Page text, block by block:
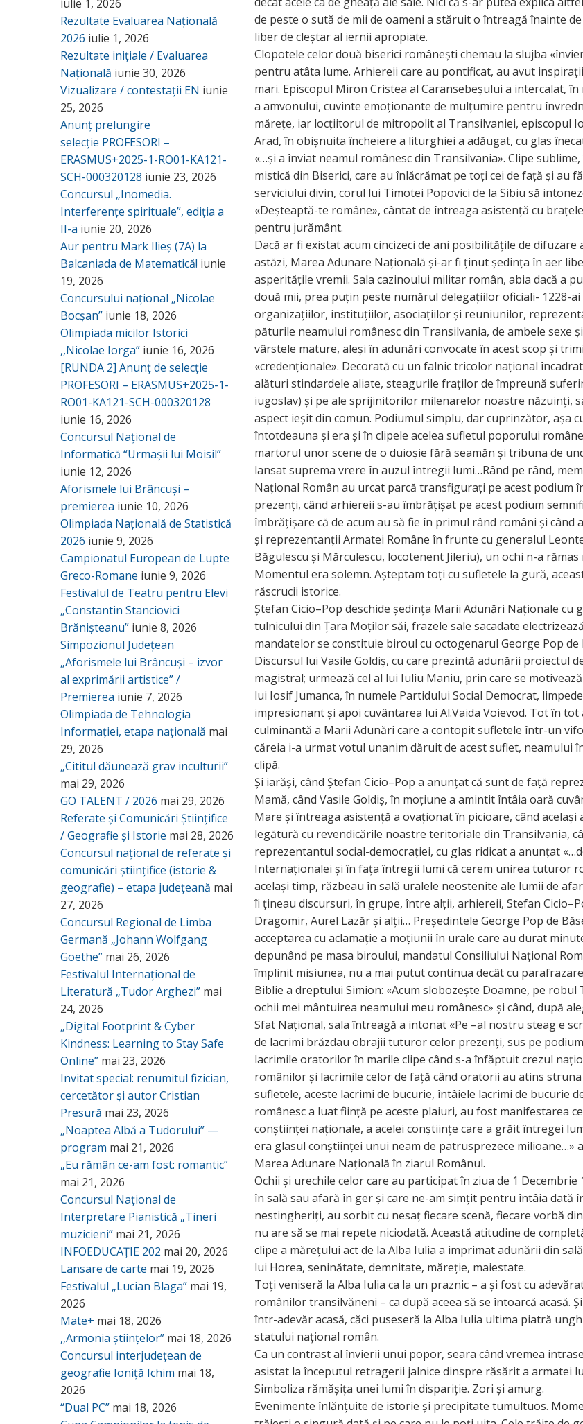
iulie 1, 2026
Rezultate Evaluarea Națională
2026 iulie 1, 2026
Rezultate inițiale / Evaluarea
Națională iunie 30, 2026
Vizualizare / contestații EN iunie
25, 2026
Anunț prelungire
selecție PROFESORI –
ERASMUS+2025-1-RO01-KA121-
SCH-000320128 iunie 23, 2026
Concursul „Inomedia.
Interferențe spirituale”, ediția a
II-a iunie 20, 2026
Aur pentru Mark Ilieș (7A) la
Balcaniada de Matematică! iunie
19, 2026
Concursului național „Nicolae
Bocșan” iunie 18, 2026
Olimpiada micilor Istorici
,,Nicolae Iorga” iunie 16, 2026
[RUNDA 2] Anunț de selecție
PROFESORI – ERASMUS+2025-1-
RO01-KA121-SCH-000320128
iunie 16, 2026
Concursul Național de
Informatică “Urmașii lui Moisil”
iunie 12, 2026
Aforismele lui Brâncuși –
premierea iunie 10, 2026
Olimpiada Națională de Statistică
2026 iunie 9, 2026
Campionatul European de Lupte
Greco-Romane iunie 9, 2026
Festivalul de Teatru pentru Elevi
„Constantin Stanciovici
Brănișteanu” iunie 8, 2026
Simpozionul Județean
„Aforismele lui Brâncuși – izvor
al exprimării artistice” /
Premierea iunie 7, 2026
Olimpiada de Tehnologia
Informației, etapa națională mai
29, 2026
„Cititul dăunează grav inculturii”
mai 29, 2026
GO TALENT / 2026 mai 29, 2026
Referate și Comunicări Științifice
/ Geografie și Istorie mai 28, 2026
Concursul național de referate și
comunicări științifice (istorie &
geografie) – etapa județeană mai
27, 2026
Concursul Regional de Limba
Germană „Johann Wolfgang
Goethe” mai 26, 2026
Festivalul Internațional de
Literatură „Tudor Arghezi” mai
24, 2026
„Digital Footprint & Cyber
Kindness: Learning to Stay Safe
Online” mai 23, 2026
Invitat special: renumitul fizician,
cercetător și autor Cristian
Presură mai 23, 2026
„Noaptea Albă a Tudorului” —
program mai 21, 2026
„Eu rămân ce-am fost: romantic”
mai 21, 2026
Concursul Național de
Interpretare Pianistică „Tineri
muzicieni” mai 21, 2026
INFOEDUCAȚIE 202 mai 20, 2026
Lansare de carte mai 19, 2026
Festivalul „Lucian Blaga” mai 19,
2026
Mate+ mai 18, 2026
,,Armonia științelor” mai 18, 2026
Concursul interjudețean de
geografie Ioniță Ichim mai 18,
2026
“Dual PC” mai 18, 2026
de peste o sută de mii de oameni a stăruit o întreagă înainte
liber de cleștar al iernii apropiate.
Clopotele celor două biserici românești chemau la slujba
pentru atâta lume. Arhiereii care au pontificat, au avut
mari. Episcopul Miron Cristea al Caransebeșului a intercalat, în
a amvonului, cuvinte emoționante de mulțumire pentru
mărețe, iar locțiitorul de mitropolit al Transilvaniei, episcopul
Arad, în obișnuita încheiere a liturghiei a adăugat, cu glas
«…și a înviat neamul românesc din Transilvania». Clipe
mistică din Biserici, care au înlăcrămat pe toți cei de față și au
serviciului divin, corul lui Timotei Popovici de la Sibiu să
«Deșteaptă-te române», cântat de întreaga asistență cu
pentru jurământ.
Dacă ar fi existat acum cincizeci de ani posibilitățile de difuzare
astăzi, Marea Adunare Națională și-ar fi ținut ședința în aer
asperitățile vremii. Sala cazinoului militar român, abia dacă a
două mii, prea puțin peste numărul delegațiilor oficiali- 1228-
organizațiilor, instituțiilor, asociațiilor și reuniunilor,
păturile neamului românesc din Transilvania, de ambele sexe
vârstele mature, aleși în adunări convocate în acest scop și
«credenționale». Decorată cu un falnic tricolor național
alături stindardele aliate, steagurile fraților de împreună
iugoslav) și pe ale sprijinitorilor milenarelor noastre năzuinți,
aspect ieșit din comun. Podiumul simplu, dar cuprinzător, așa
întotdeauna și era și în clipele acelea sufletul poporului
martorul unor scene de o duioșie fără seamăn și tribuna de
lansat suprema vrere în auzul întregii lumi…Rând pe rând,
Național Român au urcat parcă transfigurați pe acest podium
prezenți, când arhiereii s-au îmbrățișat pe acest podium
îmbrățișare că de acum au să fie în primul rând români și când
și reprezentanții Armatei Române în frunte cu generalul
Băgulescu și Mărculescu, locotenent Jileriu), un ochi n-a rămas
Momentul era solemn. Așteptam toți cu sufletele la gură,
răscrucii istorice.
Ștefan Cicio–Pop deschide ședința Marii Adunări Naționale cu
tulnicului din Țara Moților săi, frazele sale sacadate
mandatelor se constituie biroul cu octogenarul George Pop
Discursul lui Vasile Goldiș, cu care prezintă adunării proiectul
magistral; urmează cel al lui Iuliu Maniu, prin care se
lui Iosif Jumanca, în numele Partidului Social Democrat,
impresionant și apoi cuvântarea lui Al.Vaida Voievod. Tot în
culminantă a Marii Adunări care a contopit sufletele într-un
căreia i-a urmat votul unanim dăruit de acest suflet, neamului
clipă.
Și iarăși, când Ștefan Cicio–Pop a anunțat că sunt de față
Mamă, când Vasile Goldiș, în moțiune a amintit întâia oară
Mare și întreaga asistență a ovaționat în picioare, când același
legătură cu revendicările noastre teritoriale din Transilvania,
reprezentantul social-democrației, cu glas ridicat a anunțat
Internaționalei și în fața întregii lumi că cerem unirea tuturor
același timp, răzbeau în sală uralele neostenite ale lumii de
îi țineau discursuri, în grupe, între alții, arhiereii, Stefan
Dragomir, Aurel Lazăr și alții… Președintele George Pop de
acceptarea cu aclamație a moțiunii în urale care au durat
depunând pe masa biroului, mandatul Consiliului Național
împlinit misiunea, nu a mai putut continua decât cu
Biblie a dreptului Simion: «Acum slobozește Doamne, pe robul
ochii mei mântuirea neamului meu românesc» și când, după
Sfat Național, sala întreagă a intonat «Pe –al nostru steag e
de lacrimi brăzdau obrajii tuturor celor prezenți, sus pe
lacrimile oratorilor în marile clipe când s-a înfăptuit crezul
românilor și lacrimile celor de față când oratorii au atins
sufletele, aceste lacrimi de bucurie, întâiele lacrimi de bucurie
românesc a luat ființă pe aceste plaiuri, au fost manifestarea
conștiinței naționale, a acelei conștiințe care a grăit întregei
era glasul conștiinței unui neam de patrusprezece milioane…»
Marea Adunare Națională în ziarul Românul.
Ochii și urechile celor care au participat în ziua de 1 Decembrie
în sală sau afară în ger și care ne-am simțit pentru întâia dată
nestingheriți, au sorbit cu nesaț fiecare scenă, fiecare vorbă din
nu are să se mai repete niciodată. Această atitudine de
clipe a mărețului act de la Alba Iulia a imprimat adunării din
lui Horea, seninătate, demnitate, măreție, maiestate.
Toți veniseră la Alba Iulia ca la un praznic – a și fost cu
românilor transilvăneni – ca după aceea să se întoarcă acasă.
într-adevăr acasă, căci puseseră la Alba Iulia ultima piatră
statului național român.
Ca un contrast al învierii unui popor, seara când vremea
asistat la începutul retragerii jalnice dinspre răsărit a armatei
Simboliza rămășița unei lumi în dispariție. Zori și amurg.
Evenimente înlănțuite de istorie și precipitate tumultuos.